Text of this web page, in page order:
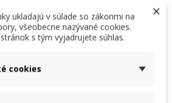
cena:
€ bez DPH
€ s DPH
×
ukladajú v súlade so zákonmi na
všeobecne nazývané cookies.
s tým vyjadrujete súhlas.
cookies